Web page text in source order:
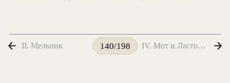
II. Мельник 140/198 IV. Мот и Ласточка